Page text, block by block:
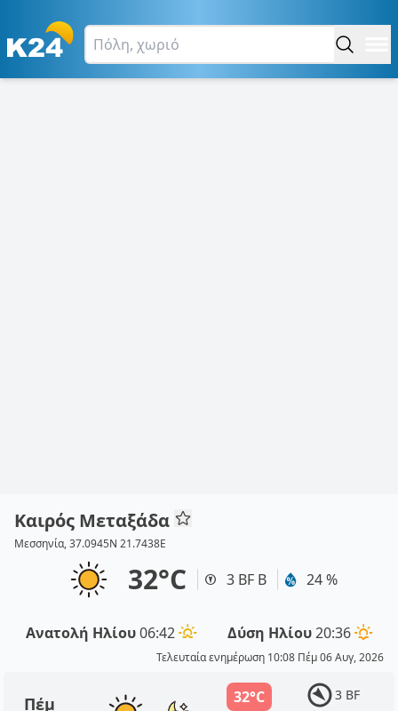
Καιρός Μεταξάδα
Μεσσηνία, 37.0945N 21.7438E
32°C 3 BF Β 24 %
Ανατολή Ηλίου06:42 Δύση Ηλίου20:36
Τελευταία ενημέρωση 10:08 Πέμ 06 Αυγ, 2026
Πέμ
32°C
3 BF